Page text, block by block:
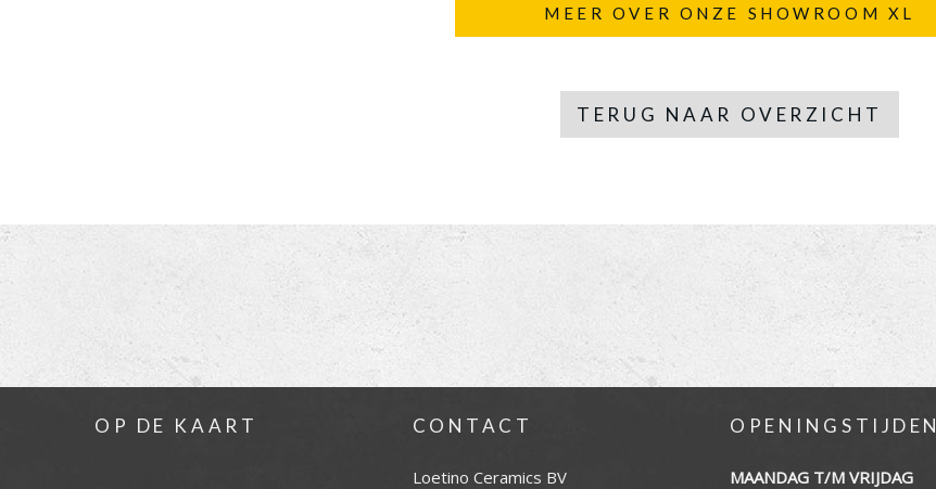
MEER OVER ONZE SHOWROOM XL
TERUG NAAR OVERZICHT
OP DE KAART CONTACT
Loetino Ceramics BV
OPENINGSTIJDEN
MAANDAG T/M VRIJDAG